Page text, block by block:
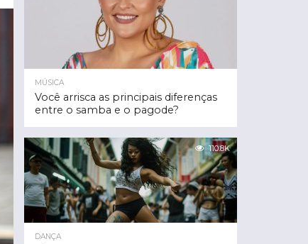
MÚSICA
Você arrisca as principais diferenças
entre o samba e o pagode?
110.8K
DANÇA